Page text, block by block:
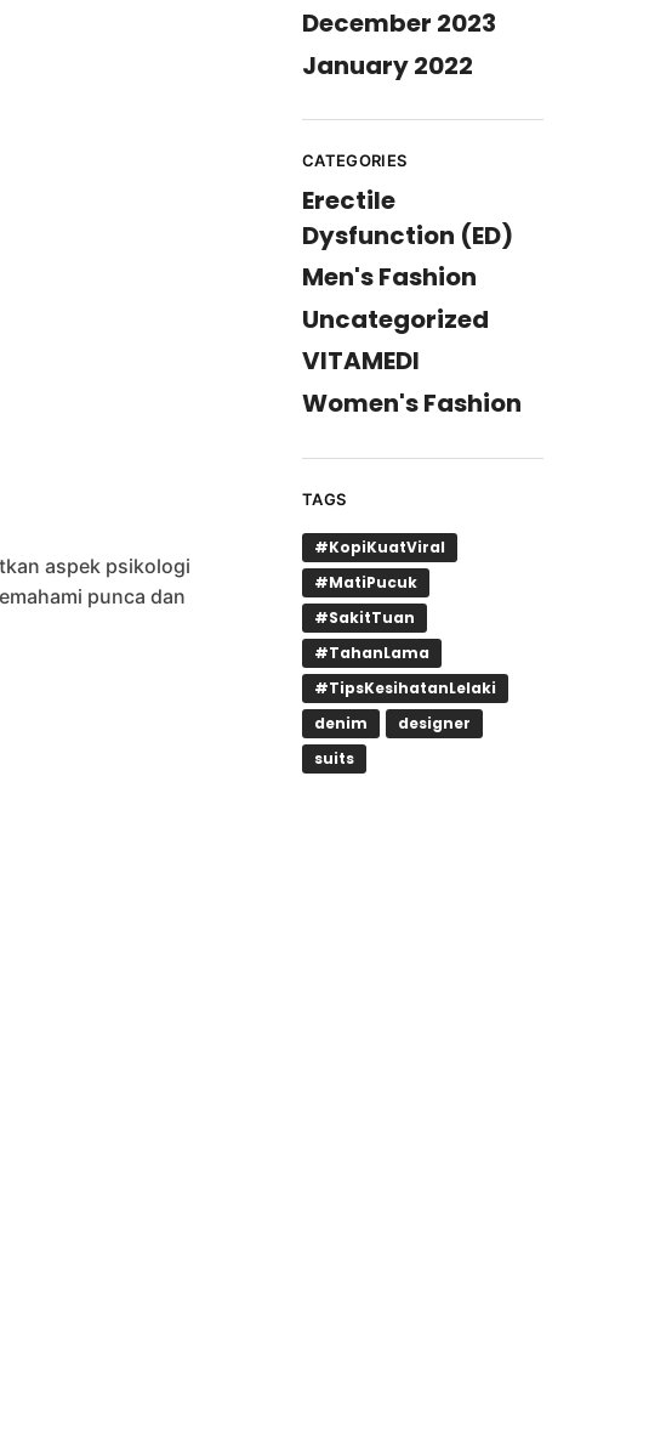
aspek psikologi
punca dan
December 2023
January 2022
CATEGORIES
Erectile
Dysfunction (ED)
Men's Fashion
Uncategorized
VITAMEDI
Women's Fashion
TAGS
#KopiKuatViral
#MatiPucuk
#SakitTuan
#TahanLama
#TipsKesihatanLelaki
denim
designer
suits